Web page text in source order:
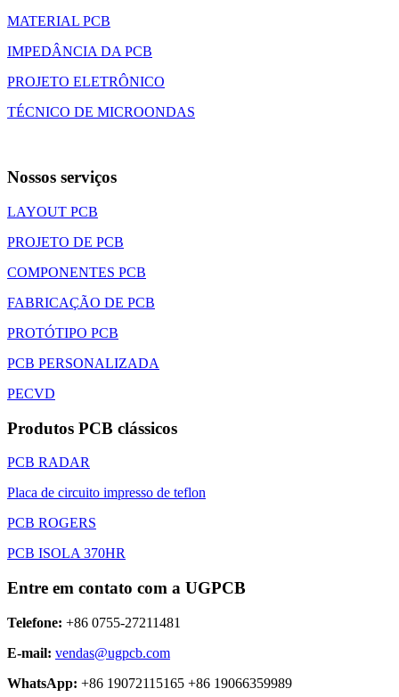
MATERIAL PCB
IMPEDÂNCIA DA PCB
PROJETO ELETRÔNICO
TÉCNICO DE MICROONDAS
Nossos serviços
LAYOUT PCB
PROJETO DE PCB
COMPONENTES PCB
FABRICAÇÃO DE PCB
PROTÓTIPO PCB
PCB PERSONALIZADA
PECVD
Produtos PCB clássicos
PCB RADAR
Placa de circuito impresso de teflon
PCB ROGERS
PCB ISOLA 370HR
Entre em contato com a UGPCB
Telefone: +86 0755-27211481
E-mail: vendas@ugpcb.com
WhatsApp: +86 19072115165 +86 19066359989